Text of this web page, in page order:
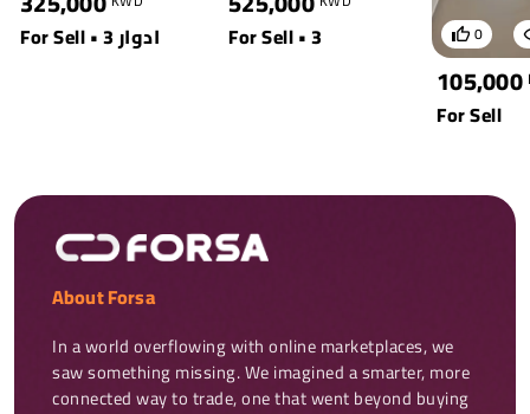
For Sell • 3 ادوار For Sell • 3 0
105,000
For Sell
About Forsa
In a world overflowing with online marketplaces, we
saw something missing. We imagined a smarter, more
connected way to trade, one that went beyond buying